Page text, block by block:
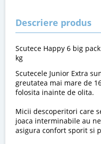
Descriere produs
Scutece Happy 6 big
kg
Scutecele Junior Extra
greutatea mai mare de
folosita inainte de olita.
Micii descoperitori care
joaca interminabile au
asigura confort sporit si